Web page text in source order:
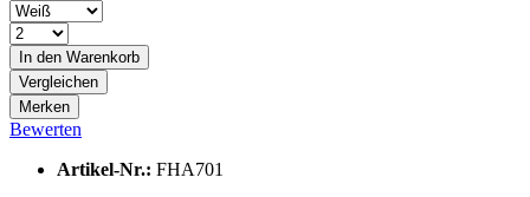
In den Warenkorb
Vergleichen
Merken
Bewerten
Artikel-Nr.: FHA701